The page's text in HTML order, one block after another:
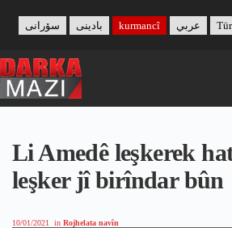
content
بادینی سۆرانی kurmancî عربي
Li Amedê leşkerek
leşker jî birîndar bûn
10/01/2021 in Rojhelata navîn